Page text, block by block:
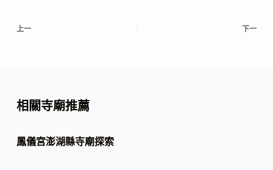
上一 下一
相關寺廟推薦
鳳儀宮澎湖縣寺廟探索